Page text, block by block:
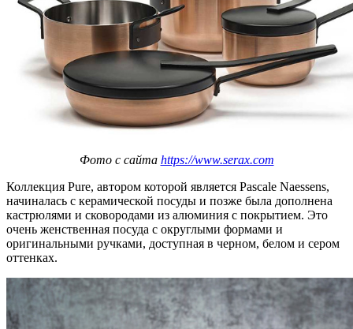
Фото с сайта https://www.serax.com
Коллекция Pure, автором которой является Pascale Naessens,
начиналась с керамической посуды и позже была дополнена
кастрюлями и сковородами из алюминия с покрытием. Это
очень женственная посуда с округлыми формами и
оригинальными ручками, доступная в черном, белом и сером
оттенках.